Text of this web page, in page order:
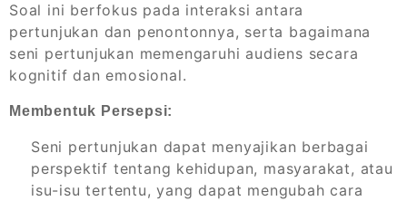
Soal ini berfokus pada interaksi antara
pertunjukan dan penontonnya, serta bagaimana
seni pertunjukan memengaruhi audiens secara
kognitif dan emosional.
Membentuk Persepsi:
Seni pertunjukan dapat menyajikan berbagai
perspektif tentang kehidupan, masyarakat, atau
isu-isu tertentu, yang dapat mengubah cara